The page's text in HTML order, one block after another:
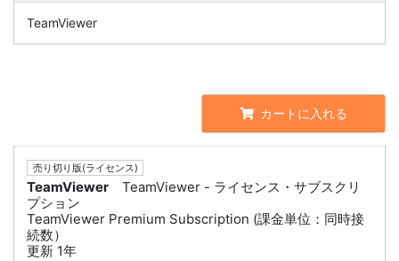
TeamViewer
カートに入れる
売り切り版(ライセンス)
TeamViewer
TeamViewer - ライセンス・サブスクリ
プション
TeamViewer Premium Subscription (課金単位：同時接
続数）
更新 1年